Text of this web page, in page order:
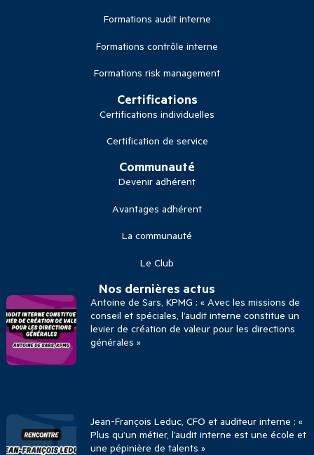
Formations audit interne
Formations contrôle interne
Formations risk management
Certifications
Certifications individuelles
Certification de service
Communauté
Devenir adhérent
Avantages adhérent
La communauté
Le Club
Nos dernières actus
Antoine de Sars, KPMG : « Avec les missions de
conseil et spéciales, l’audit interne constitue un
levier de création de valeur pour les directions
générales »
Jean-François Leduc, CFO et auditeur interne : «
Plus qu’un métier, l’audit interne est une école et
une pépinière de talents »